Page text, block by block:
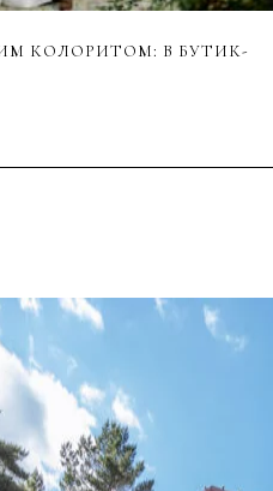
КОЛОРИТОМ: В БУТИК-